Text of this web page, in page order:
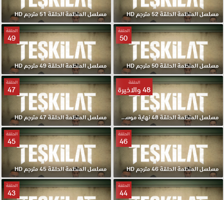
مسلسل المنظمة الحلقة 52 مترجم HD مسلسل المنظمة الحلقة 51 مترجم HD
الحلقة
50
مسلسل المنظمة الحلقة 50 مترجم HD
الحلقة
49
مسلسل المنظمة الحلقة 49 مترجم HD
الحلقة
48 والاخيرة
مسلسل المنظمة الحلقة 48 نهاية موسم مترجم HD
الحلقة
47
مسلسل المنظمة الحلقة 47 مترجم HD
الحلقة
46
مسلسل المنظمة الحلقة 46 مترجم HD
الحلقة
45
مسلسل المنظمة الحلقة 45 مترجم HD
الحلقة
44
الحلقة
43